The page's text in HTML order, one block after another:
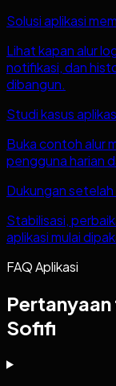
Solusi aplikasi
Lihat kapan alur
notifikasi, dan
dibangun.
Studi kasus
Buka contoh alur
pengguna harian
Dukungan setelah
Stabilisasi,
aplikasi mulai
FAQ Aplikasi
Sofifi